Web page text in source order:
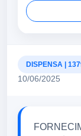
DISPENSA |
10/06/2025